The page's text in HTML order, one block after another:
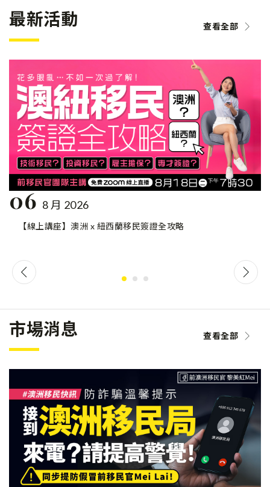
最新活動 查看全部
06 8 月 2026
【線上講座】澳洲 x 紐西蘭移民簽證全攻略
市場消息 查看全部